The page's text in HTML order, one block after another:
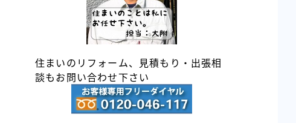
住まいのリフォーム、見積もり・出張相
談もお問い合わせ下さい